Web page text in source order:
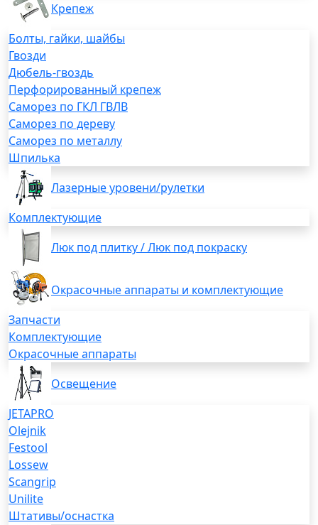
Крепеж
Болты, гайки, шайбы
Гвозди
Дюбель-гвоздь
Перфорированный крепеж
Саморез по ГКЛ ГВЛВ
Саморез по дереву
Саморез по металлу
Шпилька
Лазерные уровени/рулетки
Комплектующие
Люк под плитку / Люк под покраску
Окрасочные аппараты и комплектующие
Запчасти
Комплектующие
Окрасочные аппараты
Освещение
JETAPRO
Olejnik
Festool
Lossew
Scangrip
Unilite
Штативы/оснастка